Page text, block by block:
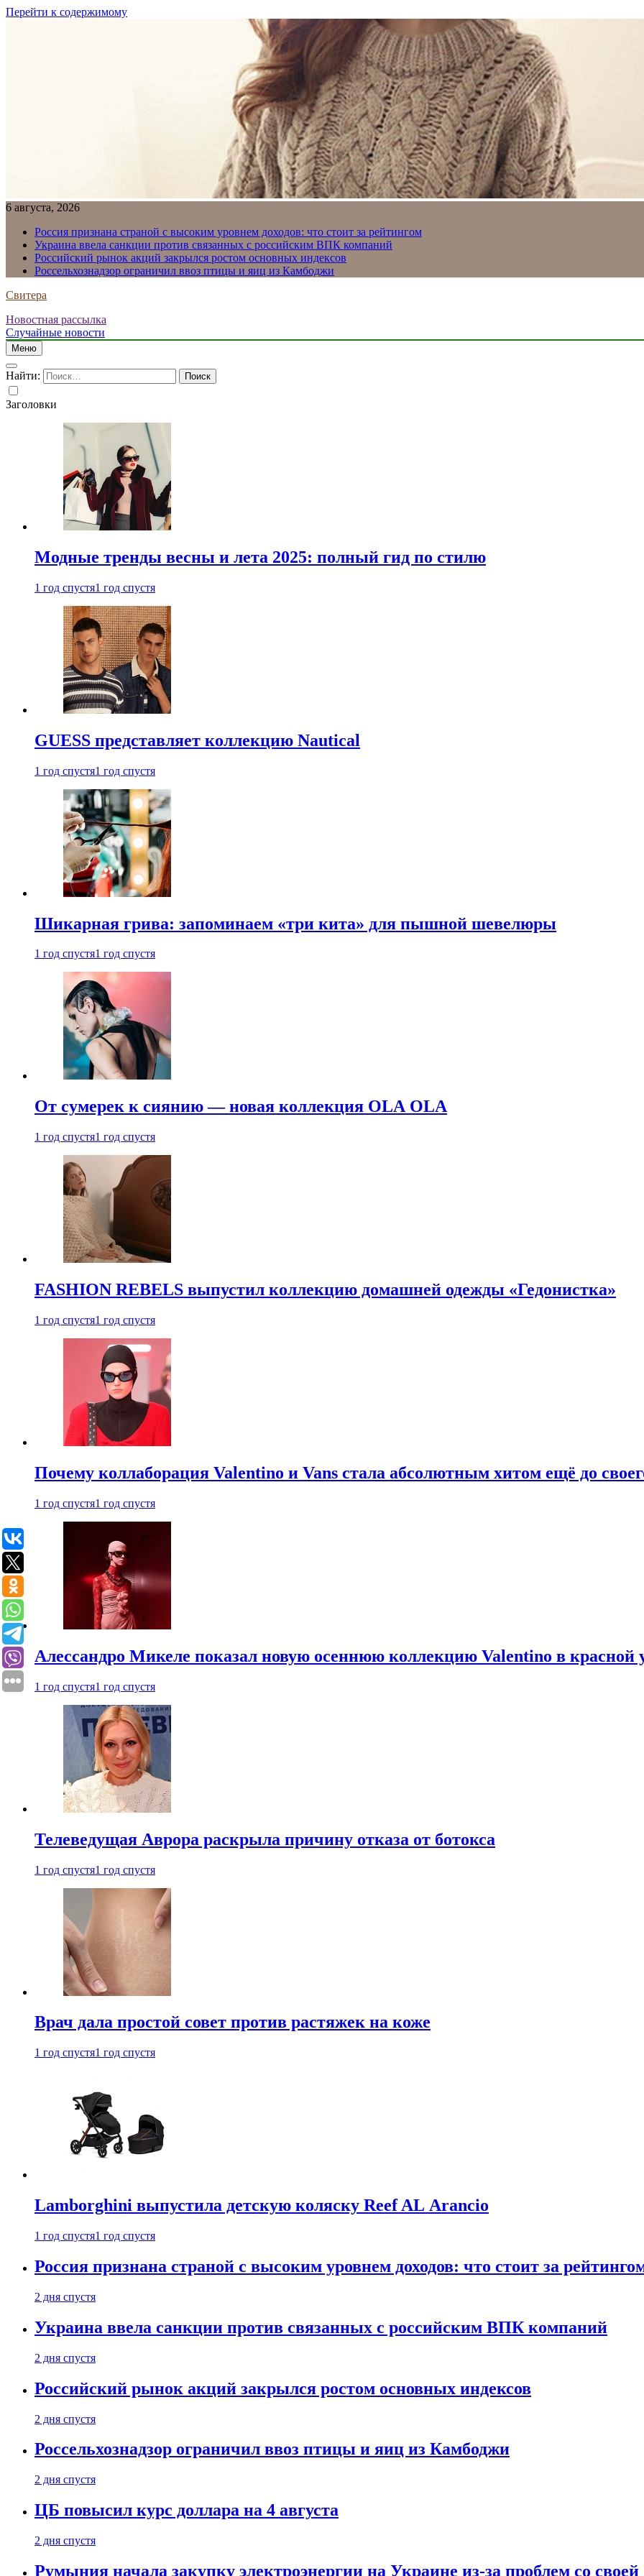
Перейти к содержимому
6 августа, 2026
Россия признана страной с высоким уровнем доходов: что стоит за рейтингом
Украина ввела санкции против связанных с российским ВПК компаний
Российский рынок акций закрылся ростом основных индексов
Россельхознадзор ограничил ввоз птицы и яиц из Камбоджи
Свитера
Новостная рассылка
Случайные новости
Меню
Найти:
Заголовки
Модные тренды весны и лета 2025: полный гид по стилю
1 год спустя1 год спустя
GUESS представляет коллекцию Nautical
1 год спустя1 год спустя
Шикарная грива: запоминаем «три кита» для пышной шевелюры
1 год спустя1 год спустя
От сумерек к сиянию — новая коллекция OLA OLA
1 год спустя1 год спустя
FASHION REBELS выпустил коллекцию домашней одежды «Гедонистка»
1 год спустя1 год спустя
Почему коллаборация Valentino и Vans стала абсолютным хитом ещё до
1 год спустя1 год спустя
Алессандро Микеле показал новую осеннюю коллекцию Valentino в красной
1 год спустя1 год спустя
Телеведущая Аврора раскрыла причину отказа от ботокса
1 год спустя1 год спустя
Врач дала простой совет против растяжек на коже
1 год спустя1 год спустя
Lamborghini выпустила детскую коляску Reef AL Arancio
1 год спустя1 год спустя
Россия признана страной с высоким уровнем доходов: что стоит за
2 дня спустя
Украина ввела санкции против связанных с российским ВПК компаний
2 дня спустя
Российский рынок акций закрылся ростом основных индексов
2 дня спустя
Россельхознадзор ограничил ввоз птицы и яиц из Камбоджи
2 дня спустя
ЦБ повысил курс доллара на 4 августа
2 дня спустя
Румыния начала закупку электроэнергии на Украине из-за проблем со